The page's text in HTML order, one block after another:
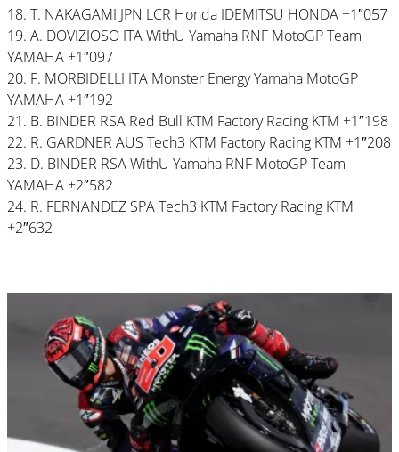
18. T. NAKAGAMI JPN LCR Honda IDEMITSU HONDA +1″057
19. A. DOVIZIOSO ITA WithU Yamaha RNF MotoGP Team
YAMAHA +1″097
20. F. MORBIDELLI ITA Monster Energy Yamaha MotoGP
YAMAHA +1″192
21. B. BINDER RSA Red Bull KTM Factory Racing KTM +1″198
22. R. GARDNER AUS Tech3 KTM Factory Racing KTM +1″208
23. D. BINDER RSA WithU Yamaha RNF MotoGP Team
YAMAHA +2″582
24. R. FERNANDEZ SPA Tech3 KTM Factory Racing KTM
+2″632